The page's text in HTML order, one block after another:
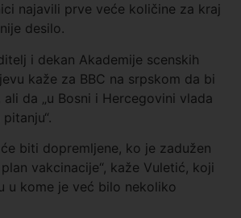
najavili prve veće količine za kraj
desilo.
i dekan Akademije scenskih
kaže za BBC na srpskom da bi
da „u Bosni i Hercegovini vlada
će biti dopremljene, ko je zadužen
vakcinacije“, kaže Vuletić, koji
u kome je već bilo nekoliko